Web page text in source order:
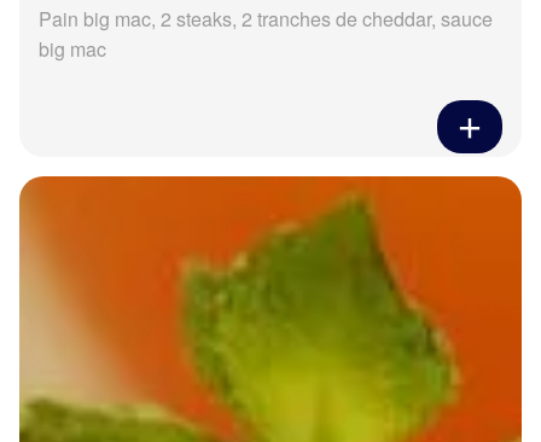
Pain big mac, 2 steaks, 2 tranches de cheddar, sauce
big mac